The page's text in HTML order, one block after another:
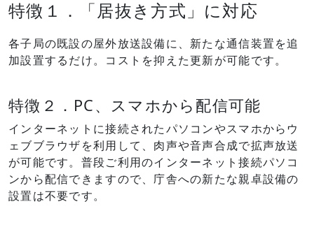
特徴１．「居抜き方式」に対応
各子局の既設の屋外放送設備に、新たな通信装置を追
加設置するだけ。コストを抑えた更新が可能です。
特徴２．PC、スマホから配信可能
インターネットに接続されたパソコンやスマホからウ
ェブブラウザを利用して、肉声や音声合成で拡声放送
が可能です。普段ご利用のインターネット接続パソコ
ンから配信できますので、庁舎への新たな親卓設備の
設置は不要です。